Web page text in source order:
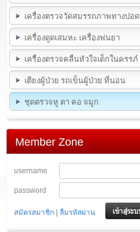
เครื่องตรวจวัดสมรรถภาพทางปอด
เครื่องดูดเสมหะ เครื่องพ่นยา
เครื่องตรวจคลื่นหัวใจเด็กในครรภ์
เตียงผู้ป่วย รถเข็นผู้ป่วย ที่นอน
ชุดตรวจหู ตา คอ จมูก
Member Zone
username
password
สมัครสมาชิก | ลืมรหัสผ่าน